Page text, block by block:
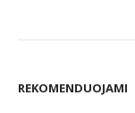
REKOMENDUOJAMI